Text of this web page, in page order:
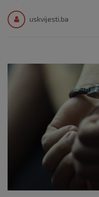
uskvijesti.ba